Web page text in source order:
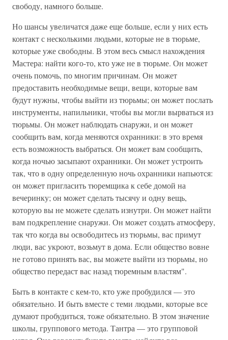
свободу, намного больше.
Но шансы увеличатся даже еще больше, если у них есть
контакт с несколькими людьми, которые не в тюрьме,
которые уже свободны. В этом весь смысл нахождения
Мастера: найти кого-то, кто уже не в тюрьме. Он может
очень помочь, по многим причинам. Он может
предоставить необходимые вещи, вещи, которые вам
будут нужны, чтобы выйти из тюрьмы; он может послать
инструменты, напильники, чтобы вы могли вырваться из
тюрьмы. Он может наблюдать снаружи, и он может
сообщить вам, когда меняются охранники: в это время
есть возможность выбраться. Он может вам сообщить,
когда ночью засыпают охранники. Он может устроить
так, что в одну определенную ночь охранники напьются:
он может пригласить тюремщика к себе домой на
вечеринку; он может сделать тысячу и одну вещь,
которую вы не можете сделать изнутри. Он может найти
вам подкрепление снаружи. Он может создать атмосферу,
так что когда вы освободитесь из тюрьмы, вас примут
люди, вас укроют, возьмут в дома. Если общество вовне
не готово принять вас, вы можете выйти из тюрьмы, но
общество передаст вас назад тюремным властям".
Быть в контакте с кем-то, кто уже пробудился — это
обязательно. И быть вместе с теми людьми, которые все
думают пробудиться, тоже обязательно. В этом значение
школы, группового метода. Тантра — это групповой